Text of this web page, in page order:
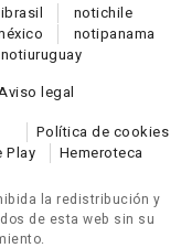
brasil notichile
notipanama
notiuruguay
legal
Política de cookies
Play
Hemeroteca
la redistribución y
de esta web sin su